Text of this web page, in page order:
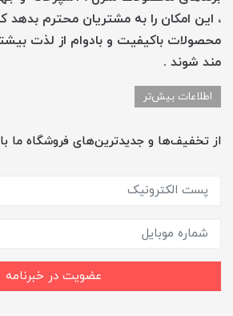
، این امکان را به مشتریان محترم بدهد
محصولات باکیفیت و بادوام از لذت
مند شوند .
اطلاعات بیش‌تر
از تخفیف‌ها و جدیدترین‌های فروشگاه ما
عضویت در خبرنامه